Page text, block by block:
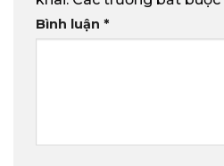
Bình luận *